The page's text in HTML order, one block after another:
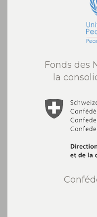
Fonds des
la